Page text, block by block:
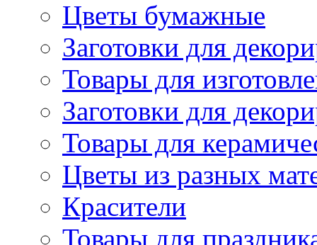
Цветы бумажные
Заготовки для
Товары для
Заготовки для
Товары для
Цветы из разных
Красители
Товары для